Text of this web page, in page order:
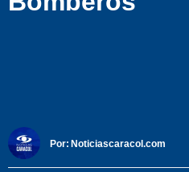
Por: Noticiascaracol.com